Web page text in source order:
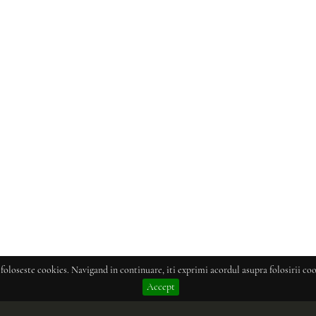
cookies. Navigand in continuare, iti exprimi acordul asupra folosirii
Accept